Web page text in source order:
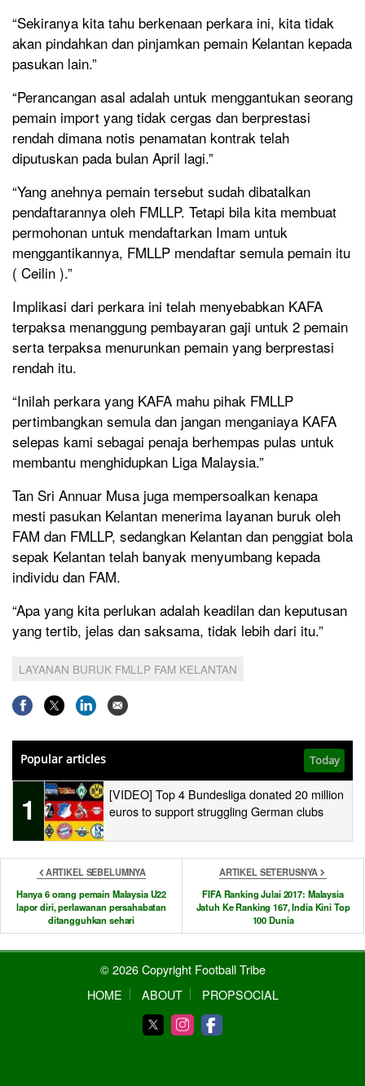
“Sekiranya kita tahu berkenaan perkara ini, kita tidak
akan pindahkan dan pinjamkan pemain Kelantan kepada
pasukan lain.”
“Perancangan asal adalah untuk menggantukan seorang
pemain import yang tidak cergas dan berprestasi
rendah dimana notis penamatan kontrak telah
diputuskan pada bulan April lagi.”
“Yang anehnya pemain tersebut sudah dibatalkan
pendaftarannya oleh FMLLP. Tetapi bila kita membuat
permohonan untuk mendaftarkan Imam untuk
menggantikannya, FMLLP mendaftar semula pemain itu
( Ceilin ).”
Implikasi dari perkara ini telah menyebabkan KAFA
terpaksa menanggung pembayaran gaji untuk 2 pemain
serta terpaksa menurunkan pemain yang berprestasi
rendah itu.
“Inilah perkara yang KAFA mahu pihak FMLLP
pertimbangkan semula dan jangan menganiaya KAFA
selepas kami sebagai penaja berhempas pulas untuk
membantu menghidupkan Liga Malaysia.”
Tan Sri Annuar Musa juga mempersoalkan kenapa
mesti pasukan Kelantan menerima layanan buruk oleh
FAM dan FMLLP, sedangkan Kelantan dan penggiat bola
sepak Kelantan telah banyak menyumbang kepada
individu dan FAM.
“Apa yang kita perlukan adalah keadilan dan keputusan
yang tertib, jelas dan saksama, tidak lebih dari itu.”
LAYANAN BURUK FMLLP FAM KELANTAN
Popular articles Today
1
[VIDEO] Top 4 Bundesliga donated 20 million
euros to support struggling German clubs
ARTIKEL SEBELUMNYA
Hanya 6 orang pemain Malaysia U22
lapor diri, perlawanan persahabatan
ditangguhkan sehari
ARTIKEL SETERUSNYA
FIFA Ranking Julai 2017: Malaysia
Jatuh Ke Ranking 167, India Kini Top
100 Dunia
© 2026 Copyright Football Tribe
HOME
ABOUT PROPSOCIAL